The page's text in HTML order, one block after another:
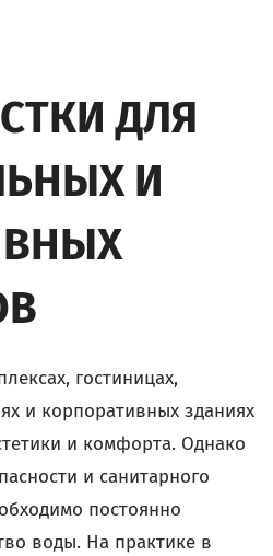
ДЛЯ
И
гостиницах,
и корпоративных зданиях
и комфорта. Однако
и санитарного
постоянно
воды. На практике в